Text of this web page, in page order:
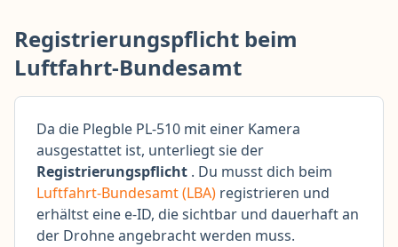
Registrierungspflicht beim
Luftfahrt-Bundesamt
Da die Plegble PL-510 mit einer Kamera
ausgestattet ist, unterliegt sie der
Registrierungspflicht . Du musst dich beim
Luftfahrt-Bundesamt (LBA) registrieren und
erhältst eine e-ID, die sichtbar und dauerhaft an
der Drohne angebracht werden muss.